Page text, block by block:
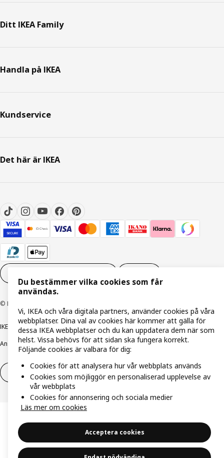
Ditt IKEA Family
Handla på IKEA
Kundservice
Det här är IKEA
© Inter IKEA Systems B.V. 1999-2026
IKEA Family integritetspolicy Integritetspolicy
Cookiepolicy
Ansvarsfullt avslöjandepolicyE-postKöp- & leveransvillkorBolagsinformation
Utöva ångerrätt Utöva ångerrätten för tjänster
Du bestämmer vilka cookies som får
användas.
Vi, IKEA och våra digitala partners, använder cookies på våra
webbplatser. Dina val av cookies här kommer att gälla för
dessa IKEA webbplatser och du kan uppdatera dem när som
helst. Vissa behövs för att sidan ska fungera korrekt.
Följande cookies är valbara för dig:
Cookies för att analysera hur vår webbplats används
Cookies som möjliggör en personaliserad upplevelse av
vår webbplats
Cookies för annonsering och sociala medier
Läs mer om cookies
Acceptera cookies